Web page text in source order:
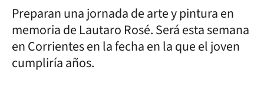
Preparan una jornada de arte y pintura en
memoria de Lautaro Rosé. Será esta semana
en Corrientes en la fecha en la que el joven
cumpliría años.